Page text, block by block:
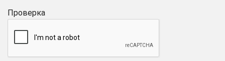
Проверка